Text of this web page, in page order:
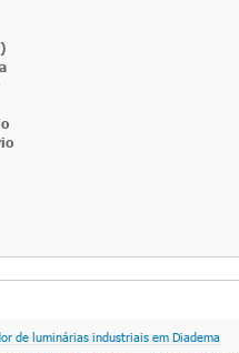
de luminárias industriais em Diadema